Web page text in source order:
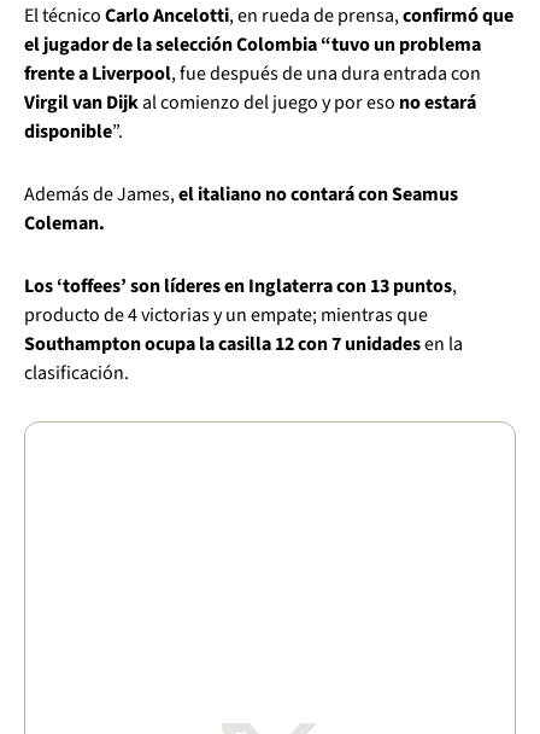
El técnicoCarlo Ancelotti, en rueda de prensa,confirmó que
el jugador de la selección Colombia “tuvo un problema
frente a Liverpool, fue después de una dura entrada con
Virgil van Dijkal comienzo del juego y por eso no estará
disponible”.
Además de James,el italiano no contará con Seamus
Coleman.
Los ‘toffees’ son líderes en Inglaterra con 13 puntos,
producto de 4 victorias y un empate; mientras que
Southampton ocupa la casilla 12 con 7 unidadesen la
clasificación.